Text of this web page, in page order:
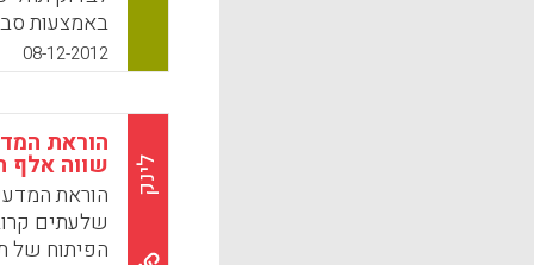
באמצעות
המחקר
המורכבת
עניין רב
עומס
Sweller J ) .
08-12-2012
לינק
הוראת
שווה אלף
הוראת
שלעתים